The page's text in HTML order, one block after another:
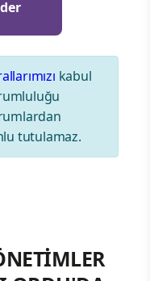
kabul
tutulamaz.